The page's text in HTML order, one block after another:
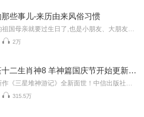
那些事儿-来历由来风俗习惯
2万
小猪屏蓬十二生肖神8 羊神篇国庆节开始更新啦！
315.5万